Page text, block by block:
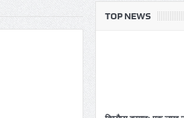
TOP NEWS